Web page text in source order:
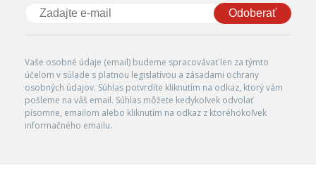
Odoberať
Vaše osobné údaje (email) budeme spracovávať len za týmto
účelom v súlade s platnou legislatívou a zásadami ochrany
osobných údajov. Súhlas potvrdíte kliknutím na odkaz, ktorý vám
pošleme na váš email. Súhlas môžete kedykoľvek odvolať
písomne, emailom alebo kliknutím na odkaz z ktoréhokoľvek
informačného emailu.